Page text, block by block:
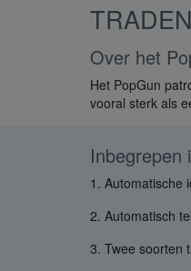
Over het
Het PopGun
vooral sterk als
Inbegrepen
1. Automatische
2. Automatisch
3. Twee soorten